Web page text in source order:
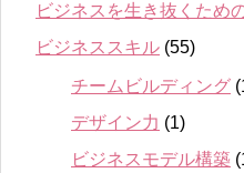
ビジネスを生き抜くため
ビジネススキル (55)
チームビルディング
デザイン力 (1)
ビジネスモデル構築